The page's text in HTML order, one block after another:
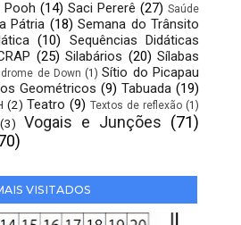
Pooh (14) Saci Pererê (27) Saúde
Pátria (18) Semana do Trânsito
(10)
Sequências Didáticas
(25) Silabários (20) Sílabas
de Down (1) Sítio do Picapau
Geométricos (9) Tabuada (19)
(2) Teatro (9) Textos de reflexão (1)
(3) Vogais e Junções (71)
VISITADOS